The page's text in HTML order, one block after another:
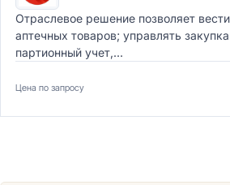
Отраслевое решение позволяет
аптечных товаров; управлять
партионный учет,...
Цена по запросу